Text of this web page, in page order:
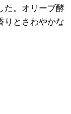
た。オリーブ酵
りとさわやかな